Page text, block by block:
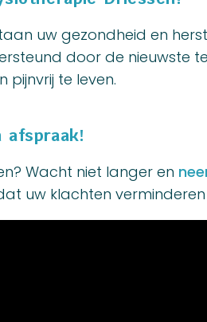
uw gezondheid en
door de nieuwste
pijnvrij te leven.
afspraak!
Wacht niet langer en
uw klachten